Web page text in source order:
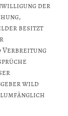
der
besitzt
wild